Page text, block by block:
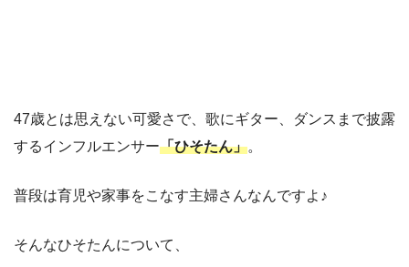
47歳とは思えない可愛さで、歌にギター、ダンスまで披露
するインフルエンサー「ひそたん」。
普段は育児や家事をこなす主婦さんなんですよ♪
そんなひそたんについて、